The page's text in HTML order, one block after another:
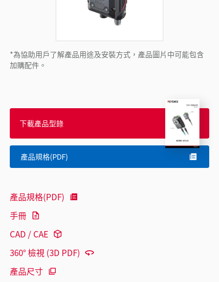
*為協助用戶了解產品用途及安裝方式，產品圖片中可能包含
加購配件。
下載產品型錄
產品規格(PDF)
產品規格(PDF)
手冊
CAD / CAE
360° 檢視 (3D PDF)
產品尺寸